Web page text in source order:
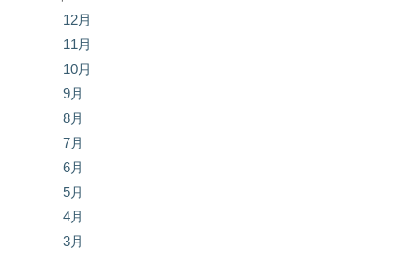
12月
11月
10月
9月
8月
7月
6月
5月
4月
3月